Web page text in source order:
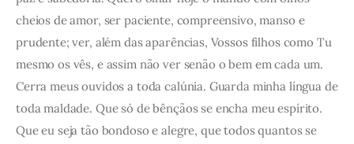
cheios de amor, ser paciente, compreensivo, manso e
prudente; ver, além das aparências, Vossos filhos como Tu
mesmo os vês, e assim não ver senão o bem em cada um.
Cerra meus ouvidos a toda calúnia. Guarda minha língua de
toda maldade. Que só de bênçãos se encha meu espírito.
Que eu seja tão bondoso e alegre, que todos quantos se